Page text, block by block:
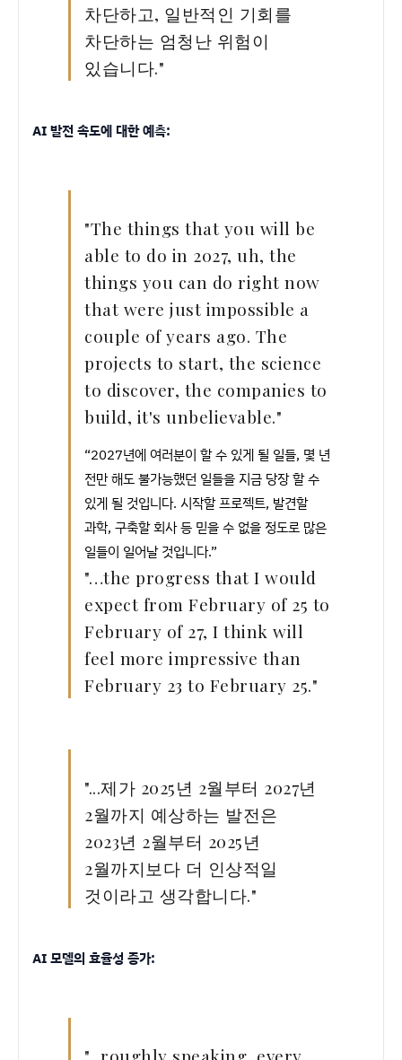
차단하고, 일반적인 기회를
차단하는 엄청난 위험이
있습니다."
AI 발전 속도에 대한 예측:
"The things that you will be
able to do in 2027, uh, the
things you can do right now
that were just impossible a
couple of years ago. The
projects to start, the science
to discover, the companies to
build, it's unbelievable."
“2027년에 여러분이 할 수 있게 될 일들, 몇 년
전만 해도 불가능했던 일들을 지금 당장 할 수
있게 될 것입니다. 시작할 프로젝트, 발견할
과학, 구축할 회사 등 믿을 수 없을 정도로 많은
일들이 일어날 것입니다.”
"…the progress that I would
expect from February of 25 to
February of 27, I think will
feel more impressive than
February 23 to February 25."
"...제가 2025년 2월부터 2027년
2월까지 예상하는 발전은
2023년 2월부터 2025년
2월까지보다 더 인상적일
것이라고 생각합니다."
AI 모델의 효율성 증가: